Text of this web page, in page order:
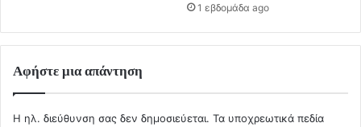
1 εβδομάδα ago
Αφήστε μια απάντηση
Η ηλ. διεύθυνση σας δεν δημοσιεύεται. Τα υποχρεωτικά πεδία